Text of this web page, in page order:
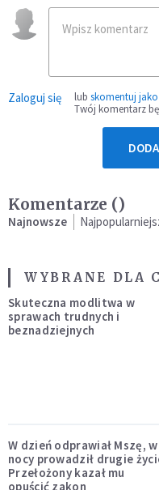
Zaloguj się lub skomentuj
Twój komentarz
Komentarze ()
Najnowsze
WYBRANE DLA
Skuteczna modlitwa w
sprawach trudnych i
beznadziejnych
W dzień odprawiał Mszę, w
nocy prowadził drugie
Przełożony kazał mu
opuścić zakon